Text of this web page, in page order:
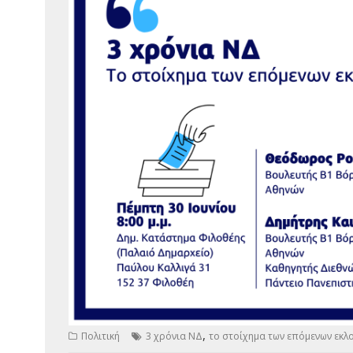
Πολιτική 3 χρόνια ΝΔ, το στοίχημα των επόμενων